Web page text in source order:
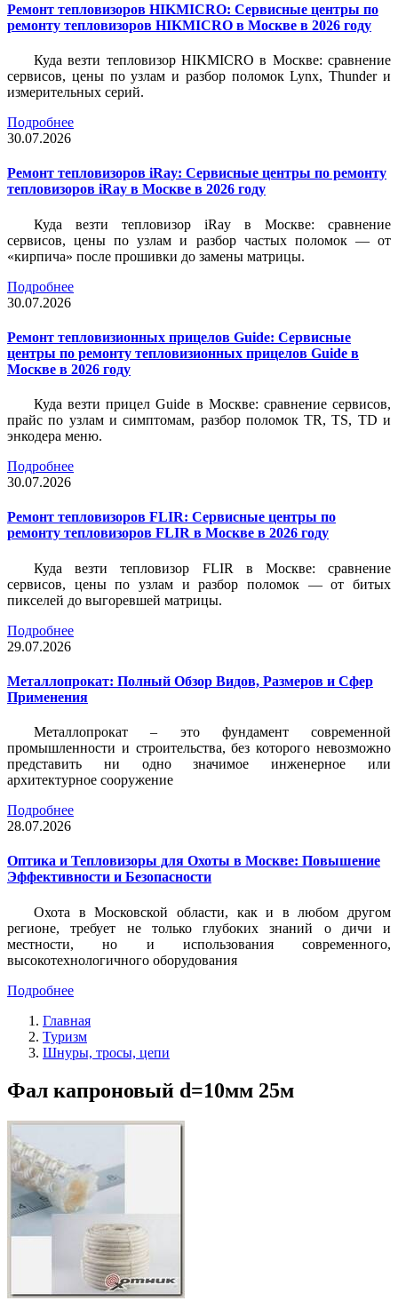
Ремонт тепловизоров HIKMICRO: Сервисные центры по
ремонту тепловизоров HIKMICRO в Москве в 2026 году
Куда везти тепловизор HIKMICRO в Москве: сравнение
сервисов, цены по узлам и разбор поломок Lynx, Thunder и
измерительных серий.
Подробнее
30.07.2026
Ремонт тепловизоров iRay: Сервисные центры по ремонту
тепловизоров iRay в Москве в 2026 году
Куда везти тепловизор iRay в Москве: сравнение
сервисов, цены по узлам и разбор частых поломок — от
«кирпича» после прошивки до замены матрицы.
Подробнее
30.07.2026
Ремонт тепловизионных прицелов Guide: Сервисные
центры по ремонту тепловизионных прицелов Guide в
Москве в 2026 году
Куда везти прицел Guide в Москве: сравнение сервисов,
прайс по узлам и симптомам, разбор поломок TR, TS, TD и
энкодера меню.
Подробнее
30.07.2026
Ремонт тепловизоров FLIR: Сервисные центры по
ремонту тепловизоров FLIR в Москве в 2026 году
Куда везти тепловизор FLIR в Москве: сравнение
сервисов, цены по узлам и разбор поломок — от битых
пикселей до выгоревшей матрицы.
Подробнее
29.07.2026
Металлопрокат: Полный Обзор Видов, Размеров и Сфер
Применения
Металлопрокат – это фундамент современной
промышленности и строительства, без которого невозможно
представить ни одно значимое инженерное или
архитектурное сооружение
Подробнее
28.07.2026
Оптика и Тепловизоры для Охоты в Москве: Повышение
Эффективности и Безопасности
Охота в Московской области, как и в любом другом
регионе, требует не только глубоких знаний о дичи и
местности, но и использования современного,
высокотехнологичного оборудования
Подробнее
Главная
Туризм
Шнуры, тросы, цепи
Фал капроновый d=10мм 25м